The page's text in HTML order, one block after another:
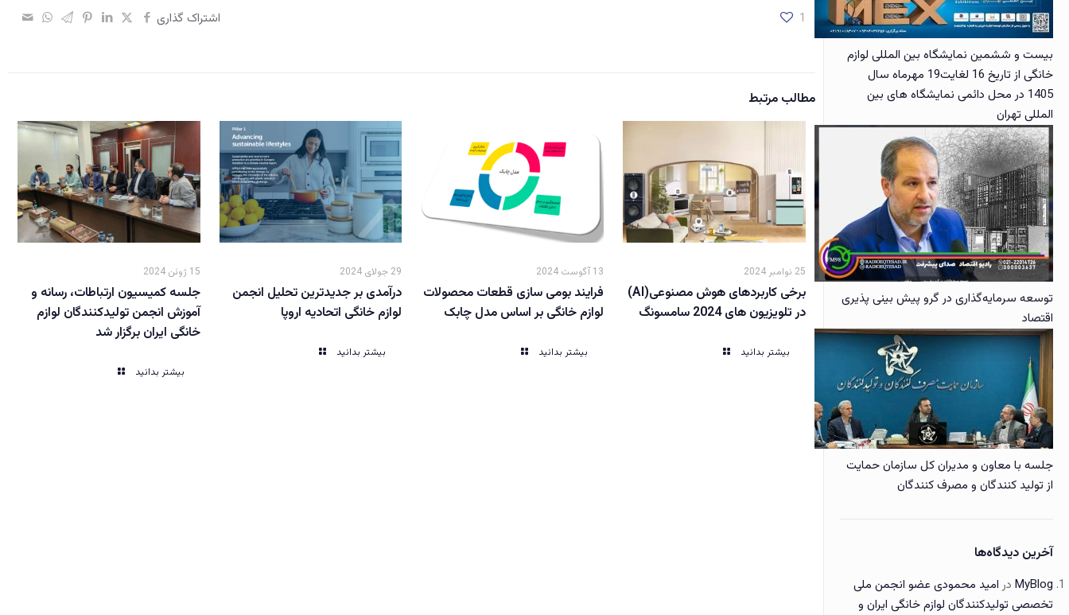
اشتراک گذاری 1
مطالب مرتبط
25 نوامبر 2024
برخی کاربردهای هوش مصنوعی(AI)
در تلویزیون های 2024 سامسونگ
بیشتر بدانید
13 آگوست 2024
فرایند بومی سازی قطعات محصولات
لوازم خانگی بر اساس مدل چابک
بیشتر بدانید
29 جولای 2024
درآمدی بر جدیدترین تحلیل انجمن
لوازم خانگی اتحادیه اروپا
بیشتر بدانید
15 ژوئن 2024
جلسه کمیسیون ارتباطات، رسانه و
آموزش انجمن تولیدکنندگان لوازم
خانگی ایران برگزار شد
بیشتر بدانید
بیست و ششمین نمایشگاه بین المللی لوازم
خانگی از تاریخ 16 لغایت19 مهرماه سال
1405 در محل دائمی نمایشگاه های بین
المللی تهران
توسعه سرمایه‌گذاری در گرو پیش بینی پذیری
اقتصاد
جلسه با معاون و مدیران کل سازمان حمایت
از تولید کنندگان و مصرف کنندگان
آخرین دیدگاه‌ها
MyBlog در امید محمودی عضو انجمن ملی
تخصصی تولیدکنندگان لوازم خانگی ایران و